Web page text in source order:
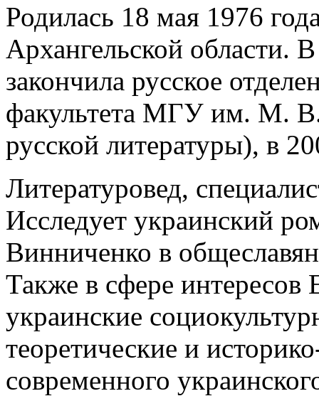
Родилась 18 мая 1976
Архангельской области.
закончила русское
факультета МГУ им. М.
русской литературы), в
Литературовед,
Исследует украинский
Винниченко в
Также в сфере интересов
украинские
теоретические и
современного